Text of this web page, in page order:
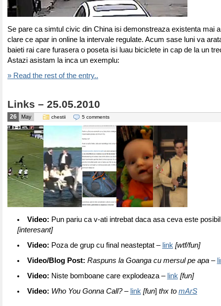
Se pare ca simtul civic din China isi demonstreaza existenta mai
clare ce apar in online la intervale regulate. Acum sase luni va
baieti rai care furasera o poseta isi luau biciclete in cap de la un
Astazi asistam la inca un exemplu:
» Read the rest of the entry..
Links – 25.05.2010
26 May chestii 5 comments
Video: Pun pariu ca v-ati intrebat daca asa ceva este
[interesant]
Video: Poza de grup cu final neasteptat – link [wtf/fun]
Video/Blog Post: Raspuns la Goanga cu mersul pe apa–
Video: Niste bomboane care explodeaza – link [fun]
Video: Who You Gonna Call?– link [fun] thx to mArS